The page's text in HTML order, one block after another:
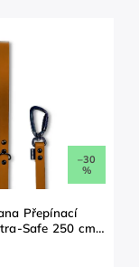
–30
%
Přepínací
Safe 250 cm